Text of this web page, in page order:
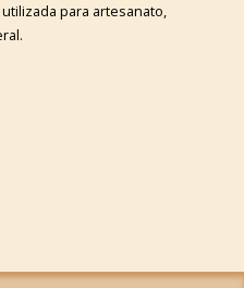
para artesanato,